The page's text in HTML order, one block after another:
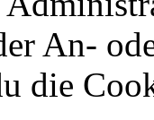
An-
die